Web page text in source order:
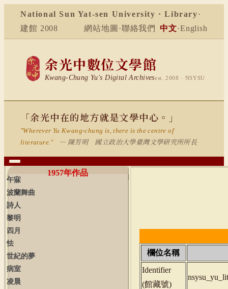
National Sun Yat-sen University · Library ·
建館 2008
網站地圖 ·聯絡我們 中文·English
余光中數位文學館
Kwang-Chung Yu's Digital Archivesest. 2008 · NSYSU
「余光中在的地方就是文學中心。」
"Wherever Yu Kwang-chung is, there is the centre of
literature."
— 陳芳明 國立政治大學臺灣文學研究所所長
1957年作品
午寐
波蘭舞曲
詩人
黎明
四月
怯
世紀的夢
病室
凌晨
欄位名稱
Identifier
(館藏號)